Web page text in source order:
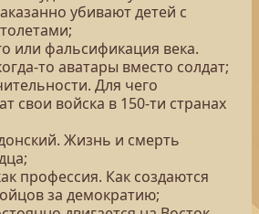
убивают детей с
или фальсификация века.
то аватары вместо солдат;
Для чего
свои войска в 150-ти странах
Жизнь и смерть
профессия. Как создаются
за демократию;